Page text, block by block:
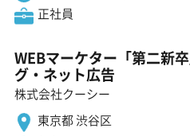
正社員
WEBマーケター「第二新
グ・ネット広告
株式会社クーシー
東京都 渋谷区